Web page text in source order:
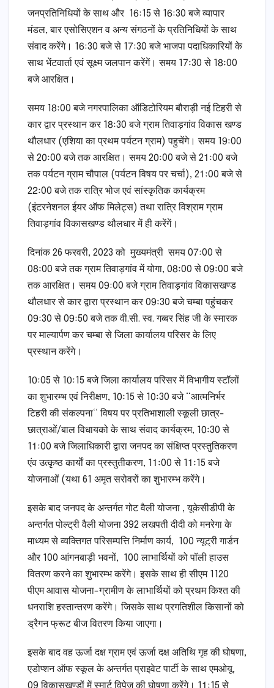
जनप्रतिनिधियों के साथ और 16ः15 से 16ः30 बजे व्यापार
मंडल, बार एसोसिएशन व अन्य संगठनों के प्रतिनिधियों के साथ
संवाद करेंगे। 16ः30 बजे से 17ः30 बजे भाजपा पदाधिकारियों के
साथ भेंटवार्ता एवं सूक्ष्म जलपान करेंगें। समय 17ः30 से 18ः00
बजे आरक्षित।
समय 18ः00 बजे नगरपालिका ऑडिटोरियम बौराड़ी नई टिहरी से
कार द्वार प्रस्थान कर 18ः30 बजे ग्राम तिवाड़गांव विकास खण्ड
थौलधार (एशिया का प्रथम पर्यटन ग्राम) पहुचेंगे। समय 19ः00
से 20ः00 बजे तक आरक्षित। समय 20ः00 बजे से 21ः00 बजे
तक पर्यटन ग्राम चौपाल (पर्यटन विषय पर चर्चा), 21ः00 बजे से
22ः00 बजे तक रात्रि भोज एवं सांस्कृतिक कार्यक्रम
(इंटरनेशनल ईयर ऑफ मिलेट्स) तथा रात्रि विश्राम ग्राम
तिवाड़गांव विकासखण्ड थौलधार में ही करेंगें।
दिनांक 26 फरवरी, 2023 को मुख्यमंत्री समय 07ः00 से
08ः00 बजे तक ग्राम तिवाड़गांव में योगा, 08ः00 से 09ः00 बजे
तक आरक्षित। समय 09ः00 बजे ग्राम तिवाड़गांव विकासखण्ड
थौलधार से कार द्वारा प्रस्थान कर 09ः30 बजे चम्बा पहुंचकर
09ः30 से 09ः50 बजे तक वी.सी. स्व. गब्बर सिंह जी के स्मारक
पर माल्यार्पण कर चम्बा से जिला कार्यालय परिसर के लिए
प्रस्थान करेंगे।
10ः05 से 10ः15 बजे जिला कार्यालय परिसर में विभागीय स्टॉलों
का शुभारम्भ एवं निरीक्षण, 10ः15 से 10ः30 बजे ‘‘आत्मनिर्भर
टिहरी की संकल्पना‘‘ विषय पर प्रतिभाशाली स्कूली छात्र-
छात्राओं/बाल विधायको के साथ संवाद कार्यक्रम, 10ः30 से
11ः00 बजे जिलाधिकारी द्वारा जनपद का संक्षिप्त प्रस्तुतिकरण
एंव उत्कृष्ठ कार्याें का प्रस्तुतीकरण, 11ः00 से 11ः15 बजे
योजनाओं (यथा 61 अमृत सरोवरों का शुभारम्भ करेंगे।
इसके बाद जनपद के अन्तर्गत गोट वैली योजना , यूकेसीडीपी के
अन्तर्गत पोल्ट्री वैली योजना 392 लखपती दीदी को मनरेगा के
माध्यम से व्यक्तिगत परिसम्पत्ति निर्माण कार्य, 100 न्यूट्री गार्डन
और 100 आंगनबाड़ी भवनों, 100 लाभार्थियों को पॉली हाउस
वितरण करने का शुभारम्भ करेंगे। इसके साथ ही सीएम 1120
पीएम आवास योजना-ग्रामीण के लाभार्थियों को प्रथम किश्त की
धनराशि हस्तान्तरण करेंगे। जिसके साथ प्रगतिशील किसानों को
ड्रैगन फ्रूट बीज वितरण किया जाएगा।
इसके बाद वह ऊर्जा दक्ष ग्राम एवं ऊर्जा दक्ष अतिथि गृह की घोषणा,
एडोप्शन ऑफ स्कूल के अन्तर्गत प्राइवेट पार्टी के साथ एमओयू,